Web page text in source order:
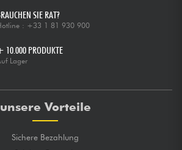
SIE RAT?
: +33 1 81 930 900
10.000 PRODUKTE
Lager
unsere Vorteile
Sichere Bezahlung